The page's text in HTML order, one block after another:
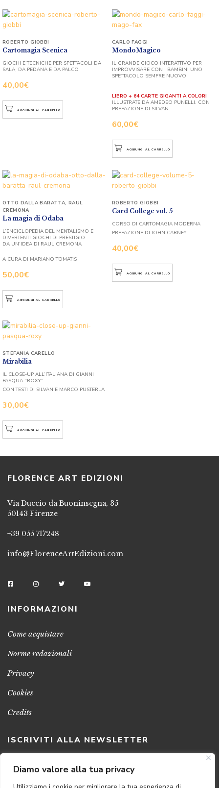
Diamo valore alla tua privacy
Cartomagia Scenica
40,00€
ROBERTO GIOBBI
GIOCHI E TECNICHE PER SPETTACOLI DA
SALA, DA PEDANA E DA PALCO
AGGIUNGI AL CARRELLO
MondoMagico
60,00€
CARLO FAGGI
IL GRANDE GIOCO INTERATTIVO PER
IMPROVVISARE CON I BAMBINI UNO
SPETTACOLO SEMPRE NUOVO
LIBRO + 64 CARTE GIGANTI A COLORI
ILLUSTRATE DA AMEDEO PUNELLI. CON
PREFAZIONE DI SILVAN.
AGGIUNGI AL CARRELLO
La magia di Odaba
50,00€
OTTO DALLA BARATTA,RAUL
CREMONA
L’ENCICLOPEDIA DEL MENTALISMO E
DIVERTENTI GIOCHI DI PRESTIGIO
DA UN’IDEA DI RAUL CREMONA
A CURA DI MARIANO TOMATIS
AGGIUNGI AL CARRELLO
Card College vol. 5
40,00€
ROBERTO GIOBBI
CORSO DI CARTOMAGIA MODERNA
PREFAZIONE DI JOHN CARNEY
AGGIUNGI AL CARRELLO
Mirabilia
30,00€
STEFANIA CARELLO
IL CLOSE-UP ALL’ITALIANA DI GIANNI
PASQUA “ROXY”
CON TESTI DI SILVAN E MARCO PUSTERLA
AGGIUNGI AL CARRELLO
FLORENCE ART EDIZIONI
Via Duccio da Buoninsegna, 35
50143 Firenze
+39 055 717248
info@FlorenceArtEdizioni.com
INFORMAZIONI
Come acquistare
Norme redazionali
Privacy
Cookies
Credits
ISCRIVITI ALLA NEWSLETTER
Clicca sul pulsante per ricevere le nostre ultime novità,
notizie e promozioni